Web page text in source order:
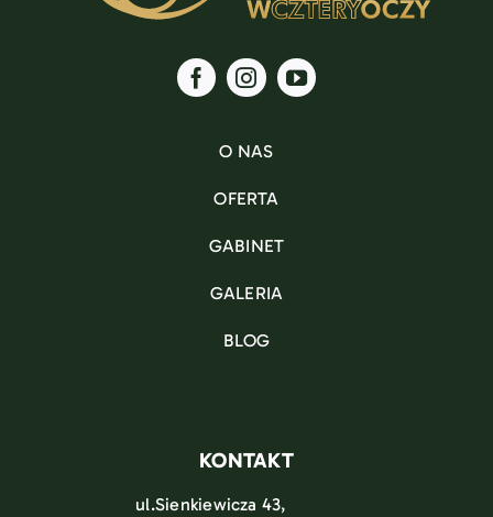
O NAS
OFERTA
GABINET
GALERIA
BLOG
KONTAKT
ul.Sienkiewicza 43,